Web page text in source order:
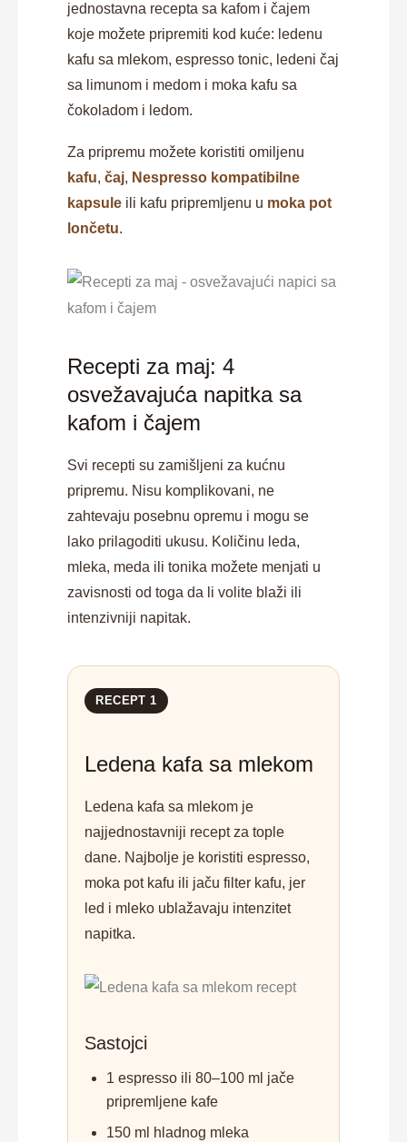
jednostavna recepta sa kafom i čajem
koje možete pripremiti kod kuće: ledenu
kafu sa mlekom, espresso tonic, ledeni čaj
sa limunom i medom i moka kafu sa
čokoladom i ledom.
Za pripremu možete koristiti omiljenu
kafu,čaj, Nespresso kompatibilne
kapsule ili kafu pripremljenu u moka pot
lončetu.
Recepti za maj: 4
osvežavajuća napitka sa
kafom i čajem
Svi recepti su zamišljeni za kućnu
pripremu. Nisu komplikovani, ne
zahtevaju posebnu opremu i mogu se
lako prilagoditi ukusu. Količinu leda,
mleka, meda ili tonika možete menjati u
zavisnosti od toga da li volite blaži ili
intenzivniji napitak.
RECEPT 1
Ledena kafa sa mlekom
Ledena kafa sa mlekom je
najjednostavniji recept za tople
dane. Najbolje je koristiti espresso,
moka pot kafu ili jaču filter kafu, jer
led i mleko ublažavaju intenzitet
napitka.
Sastojci
1 espresso ili 80–100 ml jače
pripremljene kafe
150 ml hladnog mleka